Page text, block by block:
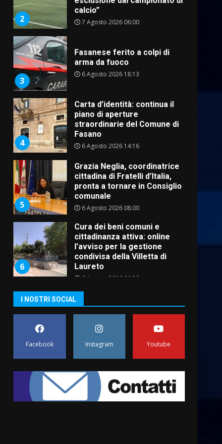
2
calcio”
7 Agosto 2026 06:00
3
Fasanese ferito a colpi di
arma da fuoco
6 Agosto 2026 18:13
4
Carta d’identità: continua il
piano di aperture
straordinarie del Comune di
Fasano
6 Agosto 2026 14:16
5
Grazia Neglia, coordinatrice
cittadina di Fratelli d’Italia,
pronta a tornare in Consiglio
comunale
6 Agosto 2026 08:00
6
Cura dei beni comuni e
cittadinanza attiva: online
l’avviso per la gestione
condivisa della Villetta di
Laureto
6 Agosto 2026 06:20
prima assoluta de “L’Albergo
Belvedere. Il rapimento”
6 Agosto 2026 06:15
appuntamento con “Fasano in
Banda”
7 Agosto 2026 06:05
I NOSTRI SOCIAL
Facebook Instagram Youtube